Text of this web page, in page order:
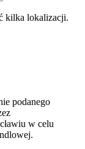
kilka lokalizacji.
podanego
w celu